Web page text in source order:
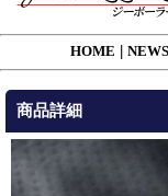
HOME NEWS
商品詳細